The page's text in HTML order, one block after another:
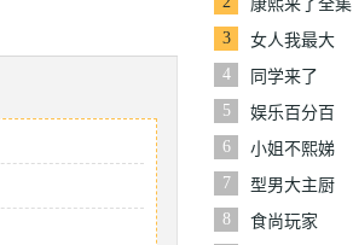
康熙来了全集
3
女人我最大
4
同学来了
5
娱乐百分百
6
小姐不熙娣
7
型男大主厨
8
食尚玩家